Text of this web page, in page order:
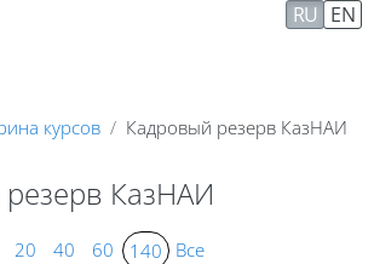
RU EN
курсов Кадровый резерв КазНАИ
КазНАИ
20 40 60 140 Все